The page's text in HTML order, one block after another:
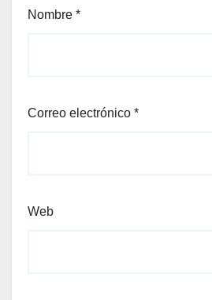
Nombre *
Correo electrónico *
Web